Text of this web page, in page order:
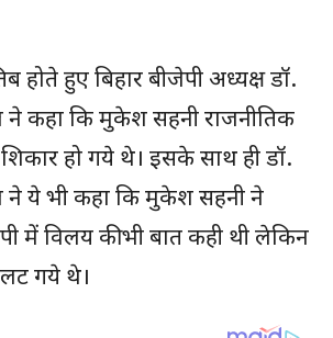
होते हुए बिहार बीजेपी अध्यक्ष डॉ.
कहा कि मुकेश सहनी राजनीतिक
हो गये थे। इसके साथ ही डॉ.
ये भी कहा कि मुकेश सहनी ने
में विलय की भी बात कही थी लेकिन
गये थे।